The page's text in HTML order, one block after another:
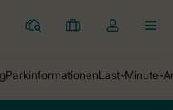
Ferienparks
Meine
Dropdown-
öffnen